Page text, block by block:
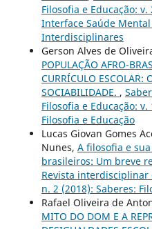
Filosofia e Educação:
Interface Saúde Mental
Interdisciplinares
Gerson Alves de
POPULAÇÃO AFRO-
CURRÍCULO ESCOLAR:
SOCIABILIDADE. ,
Filosofia e Educação:
Filosofia e Educação
Lucas Giovan Gomes
Nunes, A filosofia e
brasileiros: Um breve
Revista interdisciplinar
n. 2 (2018): Saberes:
Rafael Oliveira de
MITO DO DOM E A